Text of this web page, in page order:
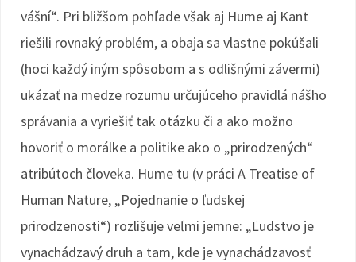
vášní“. Pri bližšom pohľade však aj Hume aj Kant
riešili rovnaký problém, a obaja sa vlastne pokúšali
(hoci každý iným spôsobom a s odlišnými závermi)
ukázať na medze rozumu určujúceho pravidlá nášho
správania a vyriešiť tak otázku či a ako možno
hovoriť o morálke a politike ako o „prirodzených“
atribútoch človeka. Hume tu (v práci A Treatise of
Human Nature, „Pojednanie o ľudskej
prirodzenosti“) rozlišuje veľmi jemne: „Ľudstvo je
vynachádzavý druh a tam, kde je vynachádzavosť